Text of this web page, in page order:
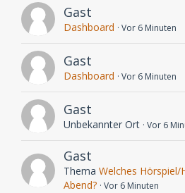
Gast
Dashboard Vor 6 Minuten
Gast
Dashboard Vor 6 Minuten
Gast
Unbekannter Ort Vor 6
Gast
Thema Welches
Abend? Vor 6 Minuten